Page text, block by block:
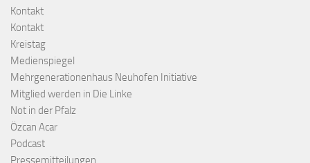
Kontakt
Kontakt
Kreistag
Medienspiegel
Mehrgenerationenhaus Neuhofen Initiative
Mitglied werden in Die Linke
Not in der Pfalz
Özcan Acar
Podcast
Pressemitteilungen